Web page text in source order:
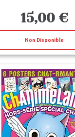
15,00 €
Non Disponible